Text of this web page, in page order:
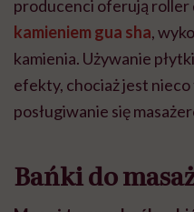
producenci oferują roller
kamieniem gua sha,
kamienia. Używanie
efekty, chociaż jest
posługiwanie się
Bańki do